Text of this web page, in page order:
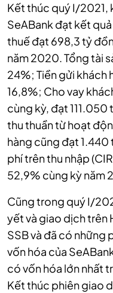
Kết thúc quý I/2021,
SeABank đạt kết
thuế đạt 698,3 tỷ
năm 2020. Tổng tài
24%; Tiền gửi khách
16,8%; Cho vay
cùng kỳ, đạt
thu thuần từ hoạt
hàng cũng đạt
phí trên thu nhập
52,9% cùng kỳ năm
Cũng trong quý I/
yết và giao dịch trên
SSB và đã có những
vốn hóa của
có vốn hóa lớn nhất
Kết thúc phiên giao